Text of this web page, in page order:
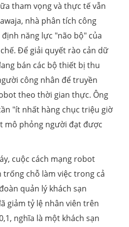
tham vọng và thực tế vẫn
nhà phân tích công
năng lực "não bộ" của
Để giải quyết rào cản dữ
bán các bộ thiết bị thu
công nhân để truyền
theo thời gian thực. Ông
"ít nhất hàng chục triệu giờ
mô phỏng người đạt được
cuộc cách mạng robot
chỗ làm việc trong cả
quản lý khách sạn
giảm tỷ lệ nhân viên trên
nghĩa là một khách sạn